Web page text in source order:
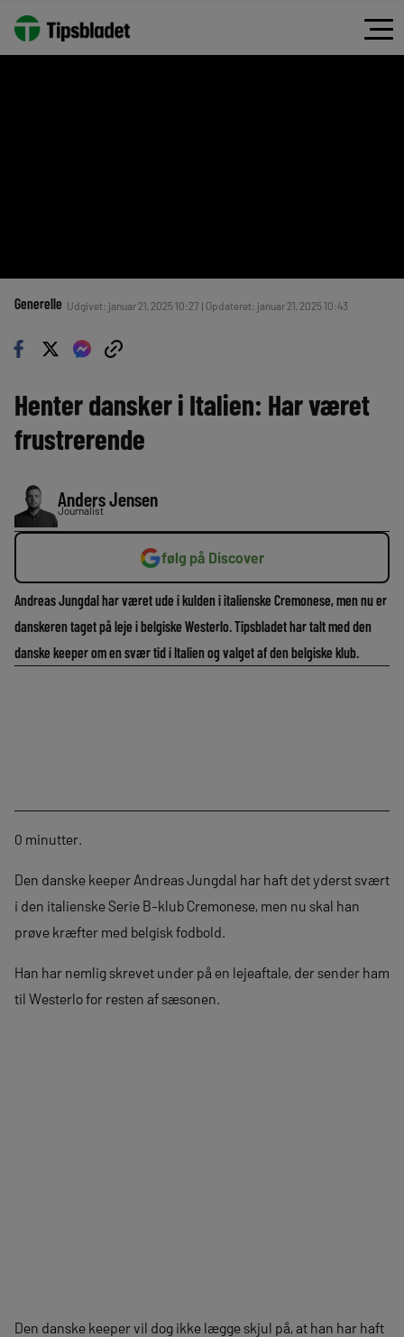
Generelle Udgivet: januar 21, 2025 10:27 | Opdateret: januar 21, 2025 10:43
Henter dansker i Italien: Har været
frustrerende
Anders Jensen
Journalist
følg på Discover
Andreas Jungdal har været ude i kulden i italienske Cremonese, men nu er
danskeren taget på leje i belgiske Westerlo. Tipsbladet har talt med den
danske keeper om en svær tid i Italien og valget af den belgiske klub.
0 minutter.
Den danske keeper Andreas Jungdal har haft det yderst svært
i den italienske Serie B-klub Cremonese, men nu skal han
prøve kræfter med belgisk fodbold.
Han har nemlig skrevet under på en lejeaftale, der sender ham
til Westerlo for resten af sæsonen.
Den danske keeper vil dog ikke lægge skjul på, at han har haft